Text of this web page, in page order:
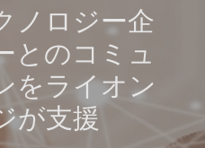
ノロジー企
とのコミュ
をライオン
が支援